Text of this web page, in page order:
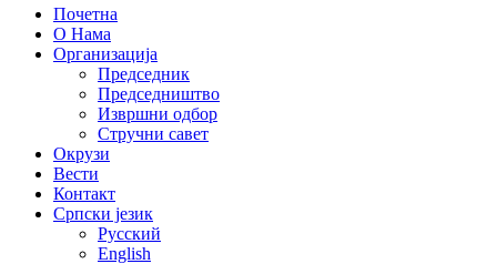
Menu
Почетна
О Нама
Организација
Председник
Председништво
Извршни одбор
Стручни савет
Окрузи
Вести
Контакт
Српски језик
Русский
English